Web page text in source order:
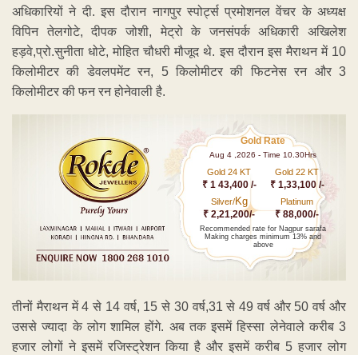
अधिकारियों ने दी. इस दौरान नागपुर स्पोर्ट्स प्रमोशनल वेंचर के अध्यक्ष
विपिन तेलगोटे, दीपक जोशी, मेट्रो के जनसंपर्क अधिकारी अखिलेश
हड़वे,प्रो.सुनीता धोटे, मोहित चौधरी मौजूद थे. इस दौरान इस मैराथन में 10
किलोमीटर की डेवलपमेंट रन, 5 किलोमीटर की फिटनेस रन और 3
किलोमीटर की फन रन होनेवाली है.
Gold Rate
Aug 4 ,2026 - Time 10.30Hrs
Gold 24 KT
₹ 1 43,400 /-
Gold 22 KT
₹ 1,33,100 /-
Silver/Kg
₹ 2,21,200/-
Platinum
₹ 88,000/-
Recommended rate for Nagpur sarafa
Making charges minimum 13% and
above
तीनों मैराथन में 4 से 14 वर्ष, 15 से 30 वर्ष,31 से 49 वर्ष और 50 वर्ष और
उससे ज्यादा के लोग शामिल होंगे. अब तक इसमें हिस्सा लेनेवाले करीब 3
हजार लोगों ने इसमें रजिस्ट्रेशन किया है और इसमें करीब 5 हजार लोग